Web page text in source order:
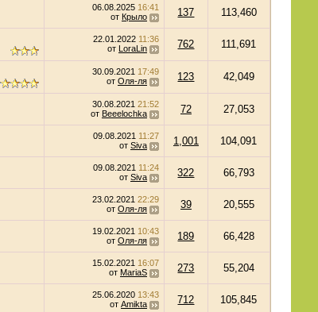
06.08.2025 16:41
от Крыло 137 113,460
22.01.2022 11:36
от LoraLin 762 111,691
30.09.2021 17:49
от Оля-ля 123 42,049
30.08.2021 21:52
от Beeelochka 72 27,053
09.08.2021 11:27
от Siva 1,001 104,091
09.08.2021 11:24
от Siva 322 66,793
23.02.2021 22:29
от Оля-ля 39 20,555
19.02.2021 10:43
от Оля-ля 189 66,428
15.02.2021 16:07
от MariaS 273 55,204
25.06.2020 13:43
от Amikta 712 105,845